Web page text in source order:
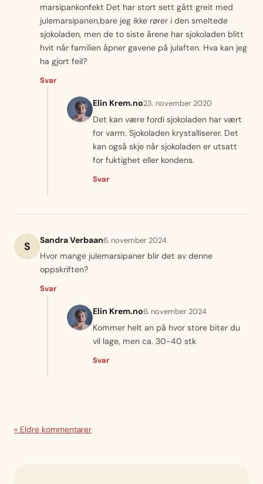
marsipankonfekt Det har stort sett gått greit med
julemarsipanen,bare jeg ikke rører i den smeltede
sjokoladen, men de to siste årene har sjokoladen blitt
hvit når familien åpner gavene på julaften. Hva kan jeg
ha gjort feil?
Svar
Elin Krem.no23. november 2020
Det kan være fordi sjokoladen har vært
for varm. Sjokoladen krystalliserer. Det
kan også skje når sjokoladen er utsatt
for fuktighet eller kondens.
Svar
S Sandra Verbaan6. november 2024
Hvor mange julemarsipaner blir det av denne
oppskriften?
Svar
Elin Krem.no6. november 2024
Kommer helt an på hvor store biter du
vil lage, men ca. 30-40 stk
Svar
« Eldre kommentarer